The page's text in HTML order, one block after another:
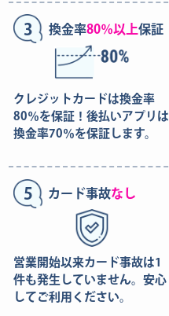
3 換金率80％以上保証
クレジットカードは換金率
80％を保証！後払いアプリは
換金率70％を保証します。
5 カード事故なし
営業開始以来カード事故は1
件も発生していません。安心
してご利用ください。